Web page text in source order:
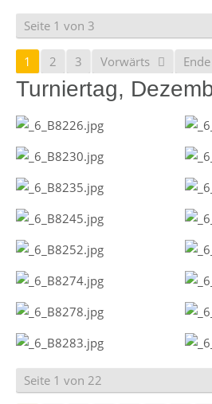
Seite 1 von 3
1 2 3 Vorwärts
Turniertag,
Seite 1 von 22